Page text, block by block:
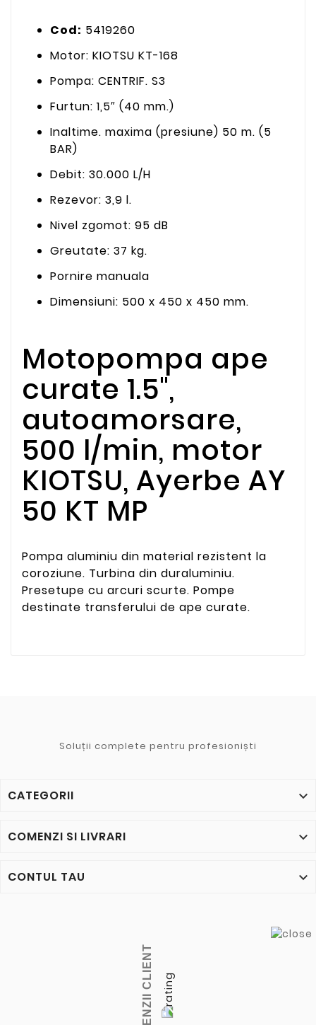
Cod: 5419260
Motor: KIOTSU KT-168
Pompa: CENTRIF. S3
Furtun: 1,5″ (40 mm.)
Inaltime. maxima (presiune) 50 m. (5
BAR)
Debit: 30.000 L/H
Rezevor: 3,9 l.
Nivel zgomot: 95 dB
Greutate: 37 kg.
Pornire manuala
Dimensiuni: 500 x 450 x 450 mm.
Motopompa ape
curate 1.5",
autoamorsare,
500 l/min, motor
KIOTSU, Ayerbe AY
50 KT MP
Pompa aluminiu din material rezistent la
coroziune. Turbina din duraluminiu.
Presetupe cu arcuri scurte. Pompe
destinate transferului de ape curate.
Soluții complete pentru profesioniști
CATEGORII 
COMENZI SI LIVRARI 
CONTUL TAU 
RECENZII CLIENT